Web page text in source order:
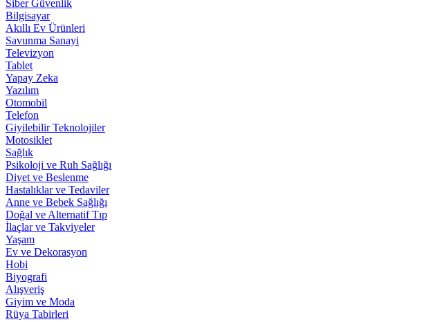
Siber Güvenlik
Bilgisayar
Akıllı Ev Ürünleri
Savunma Sanayi
Televizyon
Tablet
Yapay Zeka
Yazılım
Otomobil
Telefon
Giyilebilir Teknolojiler
Motosiklet
Sağlık
Psikoloji ve Ruh Sağlığı
Diyet ve Beslenme
Hastalıklar ve Tedaviler
Anne ve Bebek Sağlığı
Doğal ve Alternatif Tıp
İlaçlar ve Takviyeler
Yaşam
Ev ve Dekorasyon
Hobi
Biyografi
Alışveriş
Giyim ve Moda
Rüya Tabirleri